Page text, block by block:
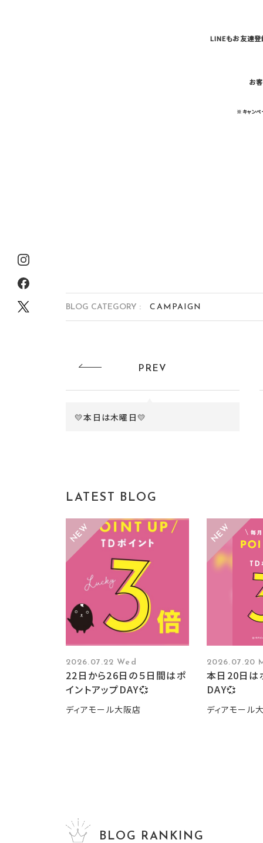
LINEもお友達登
お
※キャンペ
BLOG CATEGORY : CAMPAIGN
PREV
💛本日は木曜日💛
LATEST BLOG
2026.07.22 Wed
22日から26日の５日間はポ
イントアップDAY💞
ディアモール大阪店
2026.07.20
本日20日は
DAY💞
ディアモール
BLOG RANKING